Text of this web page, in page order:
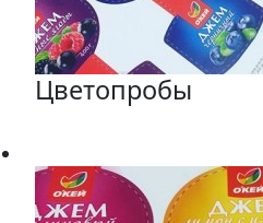
Цветопробы